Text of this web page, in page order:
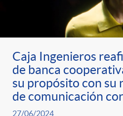
Caja Ingenieros
de banca
su propósito con su
de comunicación
27/06/2024